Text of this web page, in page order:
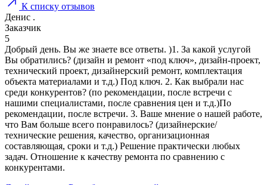
К списку отзывов
Денис .
Заказчик
5
Добрый день. Вы же знаете все ответы. )1. За какой услугой
Вы обратились? (дизайн и ремонт «под ключ», дизайн-проект,
технический проект, дизайнерский ремонт, комплектация
объекта материалами и т.д.) Под ключ. 2. Как выбрали нас
среди конкурентов? (по рекомендации, после встречи с
нашими специалистами, после сравнения цен и т.д.)По
рекомендации, после встречи. 3. Ваше мнение о нашей работе,
что Вам больше всего понравилось? (дизайнерские/
технические решения, качество, организационная
составляющая, сроки и т.д.) Решение практически любых
задач. Отношение к качеству ремонта по сравнению с
конкурентами.